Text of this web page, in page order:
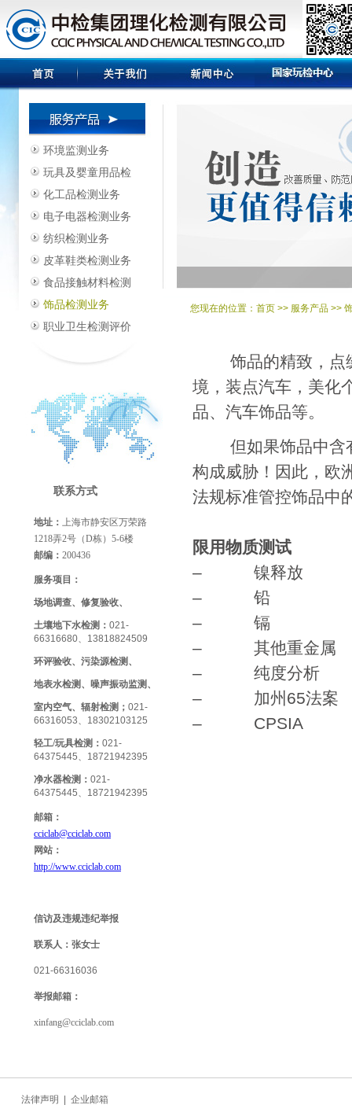
环境监测业务
玩具及婴童用品检
化工品检测业务
电子电器检测业务
纺织检测业务
皮革鞋类检测业务
食品接触材料检测
饰品检测业务
职业卫生检测评价
联系方式
地址： 上海市静安区万荣路
1218弄2号（D栋）5-6楼
邮编： 200436
服务项目：
场地调查、修复验收、
土壤地下水检测： 021-
66316680、13818824509
环评验收、污染源检测、
地表水检测、噪声振动监测、
室内空气、辐射检测； 021-
66316053、18302103125
轻工/玩具检测 ： 021-
64375445、18721942395
净水器检测： 021-
64375445、18721942395
邮箱：
cciclab@cciclab.com
网站：
http://www.cciclab.com
信访及违规违纪举报
联系人： 张女士
021-66316036
举报邮箱：
xinfang@cciclab.com
您现在的位置： 首页 >> 服务产品 >>
饰品的精致，点缀
境，装点汽车，美化
品、汽车饰品等。
但如果饰品中含有
构成威胁！因此，欧
法规标准管控饰品中
限用物质测
– 镍释
– 铅
– 镉
– 其他重
– 纯度分
– 加州
– CPSIA
法律声明 企业邮箱